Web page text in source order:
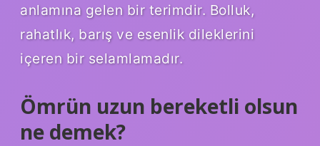
anlamına gelen bir terimdir. Bolluk,
rahatlık, barış ve esenlik dileklerini
içeren bir selamlamadır.
Ömrün uzun bereketli olsun
ne demek?